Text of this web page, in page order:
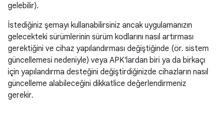
gelebilir).
İstediğiniz şemayı kullanabilirsiniz ancak uygulamanızın
gelecekteki sürümlerinin sürüm kodlarını nasıl artırması
gerektiğini ve cihaz yapılandırması değiştiğinde (ör. sistem
güncellemesi nedeniyle) veya APK'lardan biri ya da birkaçı
için yapılandırma desteğini değiştirdiğinizde cihazların nasıl
güncelleme alabileceğini dikkatlice değerlendirmeniz
gerekir.